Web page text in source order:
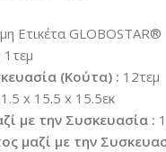
Ετικέτα GLOBOSTAR®
1τεμ
(Κούτα) : 12τεμ
x 15.5 x 15.5εκ
με την Συσκευασία :
μαζί με την